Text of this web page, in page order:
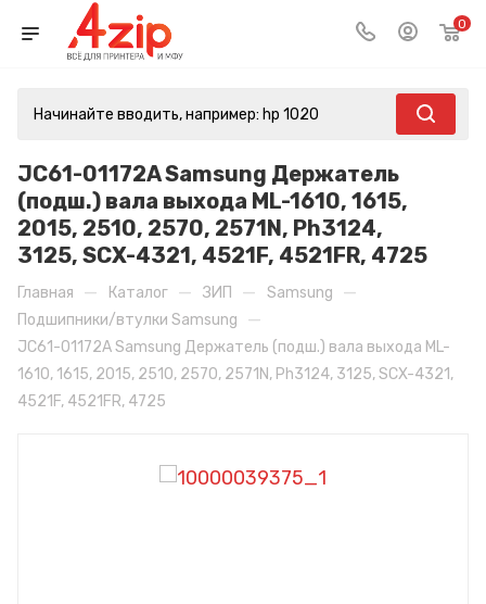
0
JC61-01172A Samsung Держатель
(подш.) вала выхода ML-1610, 1615,
2015, 2510, 2570, 2571N, Ph3124,
3125, SCX-4321, 4521F, 4521FR, 4725
Главная — Каталог — ЗИП — Samsung —
Подшипники/втулки Samsung —
JC61-01172A Samsung Держатель (подш.) вала выхода ML-
1610, 1615, 2015, 2510, 2570, 2571N, Ph3124, 3125, SCX-4321,
4521F, 4521FR, 4725